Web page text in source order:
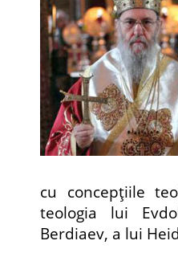
cu concepţiile
teologia lui
Berdiaev, a lui